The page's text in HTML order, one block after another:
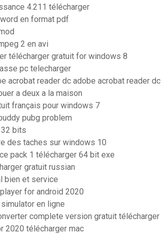
4.211 télécharger
en format pdf
2 en avi
télécharger gratuit for windows 8
pc telecharger
acrobat reader dc adobe acrobat reader dc
a deux a la maison
français pour windows 7
pubg problem
bits
des taches sur windows 10
pack 1 télécharger 64 bit exe
gratuit russian
bien et service
for android 2020
en ligne
complete version gratuit télécharger
2020 télécharger mac